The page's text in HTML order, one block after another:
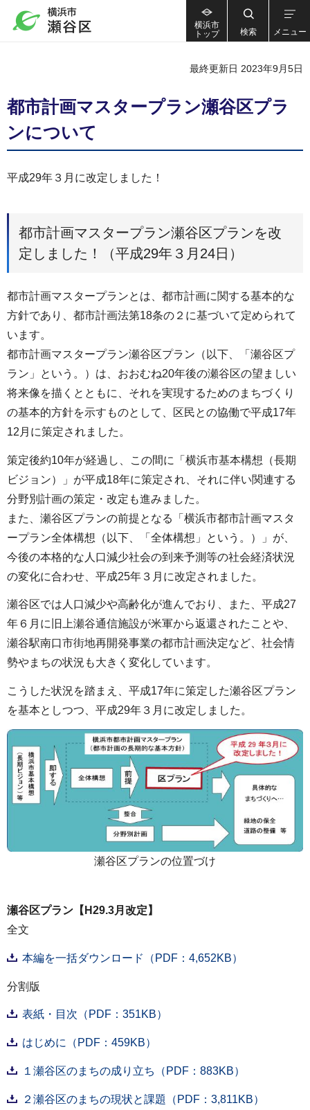
横浜市
トップ
検索 メニュー
最終更新日 2023年9月5日
都市計画マスタープラン瀬谷区プラ
ンについて
平成29年３月に改定しました！
都市計画マスタープラン瀬谷区プランを改
定しました！（平成29年３月24日）
都市計画マスタープランとは、都市計画に関する基本的な
方針であり、都市計画法第18条の２に基づいて定められて
います。
都市計画マスタープラン瀬谷区プラン（以下、「瀬谷区プ
ラン」という。）は、おおむね20年後の瀬谷区の望ましい
将来像を描くとともに、それを実現するためのまちづくり
の基本的方針を示すものとして、区民との協働で平成17年
12月に策定されました。
策定後約10年が経過し、この間に「横浜市基本構想（長期
ビジョン）」が平成18年に策定され、それに伴い関連する
分野別計画の策定・改定も進みました。
また、瀬谷区プランの前提となる「横浜市都市計画マスタ
ープラン全体構想（以下、「全体構想」という。）」が、
今後の本格的な人口減少社会の到来予測等の社会経済状況
の変化に合わせ、平成25年３月に改定されました。
瀬谷区では人口減少や高齢化が進んでおり、また、平成27
年６月に旧上瀬谷通信施設が米軍から返還されたことや、
瀬谷駅南口市街地再開発事業の都市計画決定など、社会情
勢やまちの状況も大きく変化しています。
こうした状況を踏まえ、平成17年に策定した瀬谷区プラン
を基本としつつ、平成29年３月に改定しました。
瀬谷区プランの位置づけ
瀬谷区プラン【H29.3月改定】
全文
本編を一括ダウンロード（PDF：4,652KB）
分割版
表紙・目次（PDF：351KB）
はじめに（PDF：459KB）
１瀬谷区のまちの成り立ち（PDF：883KB）
２瀬谷区のまちの現状と課題（PDF：3,811KB）